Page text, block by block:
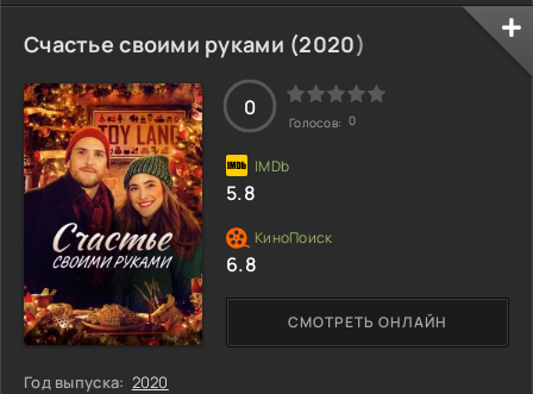
времени почти не осталось. Сможет ли Зои найти способ
изменить ситуацию и спасти свои чувства?
Счастье своими руками (2020)
Год выпуска: 2020
СМОТРЕТЬ ОНЛАЙН
0
Голосов: 0
5.8
6.8